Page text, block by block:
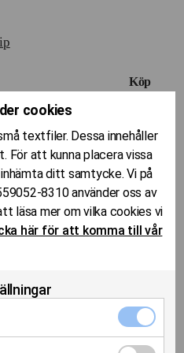
Köp
cookies
textfiler. Dessa innehåller
För att kunna placera vissa
ditt samtycke. Vi på
8310 använder oss av
läsa mer om vilka cookies vi
här för att komma till vår
Nödvändiga